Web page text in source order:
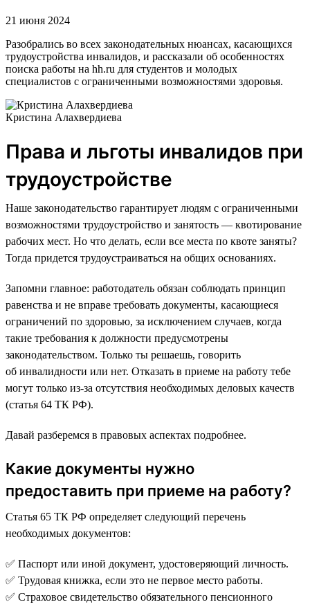
21 июня 2024
Разобрались во всех законодательных нюансах, касающихся
трудоустройства инвалидов, и рассказали об особенностях
поиска работы на hh.ru для студентов и молодых
специалистов с ограниченными возможностями здоровья.
Кристина Алахвердиева
Права и льготы инвалидов при
трудоустройстве
Наше законодательство гарантирует людям с ограниченными
возможностями трудоустройство и занятость — квотирование
рабочих мест. Но что делать, если все места по квоте заняты?
Тогда придется трудоустраиваться на общих основаниях.
Запомни главное: работодатель обязан соблюдать принцип
равенства и не вправе требовать документы, касающиеся
ограничений по здоровью, за исключением случаев, когда
такие требования к должности предусмотрены
законодательством. Только ты решаешь, говорить
об инвалидности или нет. Отказать в приеме на работу тебе
могут только из-за отсутствия необходимых деловых качеств
(статья 64 ТК РФ).
Давай разберемся в правовых аспектах подробнее.
Какие документы нужно
предоставить при приеме на работу?
Статья 65 ТК РФ определяет следующий перечень
необходимых документов:
✅ Паспорт или иной документ, удостоверяющий личность.
✅ Трудовая книжка, если это не первое место работы.
✅ Страховое свидетельство обязательного пенсионного